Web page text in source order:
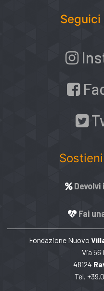
Seguici
Devolvi
Fai
Fondazione Nuovo
Via 56
48124
Tel.